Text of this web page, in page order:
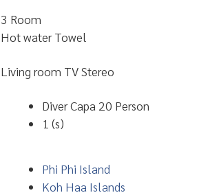
3 Room
Hot water Towel
Living room TV Stereo
Diver Capa 20 Person
1 (s)
Phi Phi Island
Koh Haa Islands